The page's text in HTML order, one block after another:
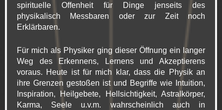
spirituelle Offenheit für Dinge jenseits des
physikalisch Messbaren oder zur Zeit noch
Erklärbaren.
Für mich als Physiker ging dieser Öffnung ein langer
Weg des Erkennens, Lernens und Akzeptierens
voraus. Heute ist für mich klar, dass die Physik an
ihre Grenzen gestoßen ist und Begriffe wie Intuition,
Inspiration, Heilgebete, Hellsichtigkeit, Astralkörper,
Karma, Seele u.v.m. wahrscheinlich auch in